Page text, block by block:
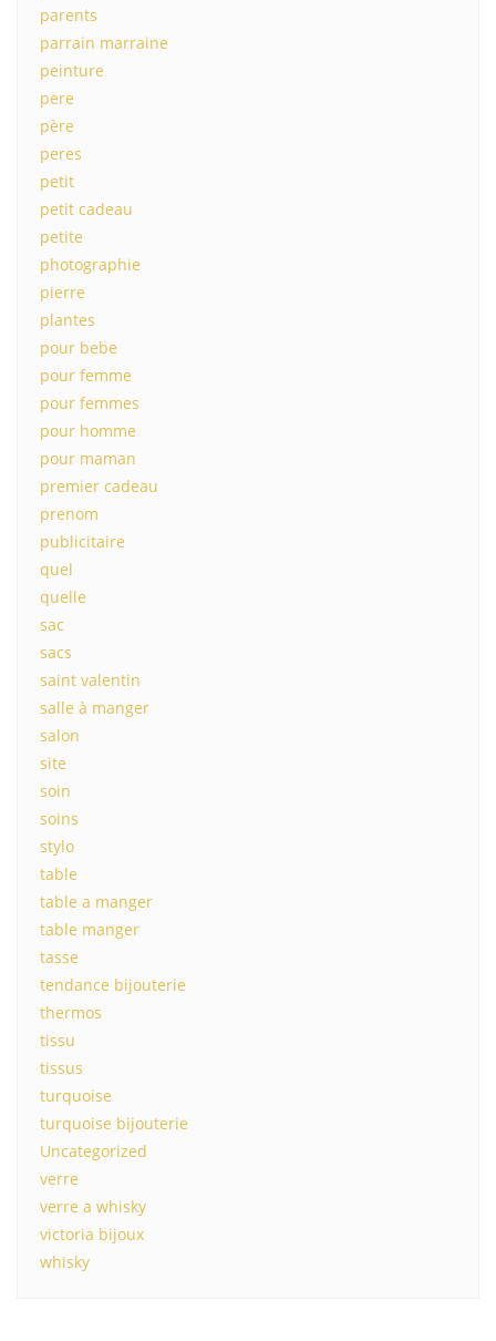
parents
parrain marraine
peinture
pere
père
peres
petit
petit cadeau
petite
photographie
pierre
plantes
pour bebe
pour femme
pour femmes
pour homme
pour maman
premier cadeau
prenom
publicitaire
quel
quelle
sac
sacs
saint valentin
salle à manger
salon
site
soin
soins
stylo
table
table a manger
table manger
tasse
tendance bijouterie
thermos
tissu
tissus
turquoise
turquoise bijouterie
Uncategorized
verre
verre a whisky
victoria bijoux
whisky